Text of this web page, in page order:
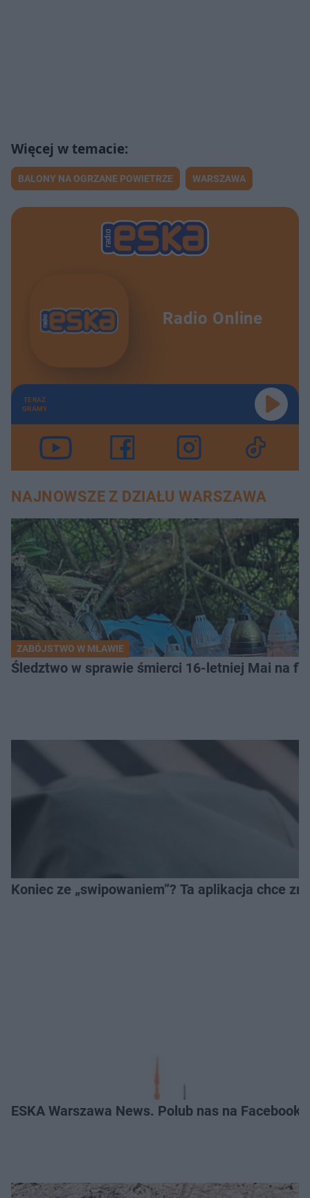
BALONY NA OGRZANE POWIETRZE WARSZAWA
Radio Online
TERAZ
GRAMY
NAJNOWSZE Z DZIAŁU WARSZAWA
ZABÓJSTWO W MŁAWIE
Śledztwo w sprawie śmierci 16-letniej Mai na
Koniec ze „swipowaniem”? Ta aplikacja chce
ESKA Warszawa News. Polub nas na